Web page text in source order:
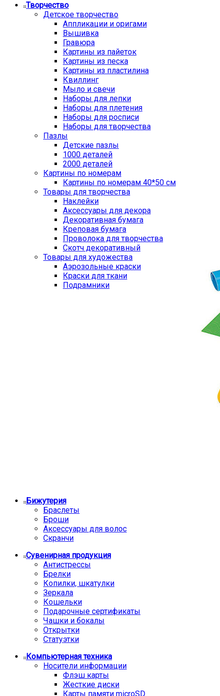
Творчество
Детское творчество
Аппликации и оригами
Вышивка
Гравюра
Картины из пайеток
Картины из песка
Картины из пластилина
Квиллинг
Мыло и свечи
Наборы для лепки
Наборы для плетения
Наборы для росписи
Наборы для творчества
Пазлы
Детские пазлы
1000 деталей
2000 деталей
Картины по номерам
Картины по номерам 40*50 см
Товары для творчества
Наклейки
Аксессуары для декора
Декоративная бумага
Креповая бумага
Проволока для творчества
Скотч декоративный
Товары для художества
Аэрозольные краски
Краски для ткани
Подрамники
Бижутерия
Браслеты
Броши
Аксессуары для волос
Скранчи
Сувенирная продукция
Антистрессы
Брелки
Копилки, шкатулки
Зеркала
Кошельки
Подарочные сертификаты
Чашки и бокалы
Открытки
Статуэтки
Компьютерная техника
Носители информации
Флэш карты
Жесткие диски
Карты памяти microSD